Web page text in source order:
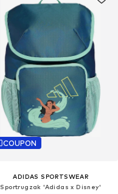
COUPON
ADIDAS SPORTSWEAR
Sportrugzak 'Adidas x Disney'